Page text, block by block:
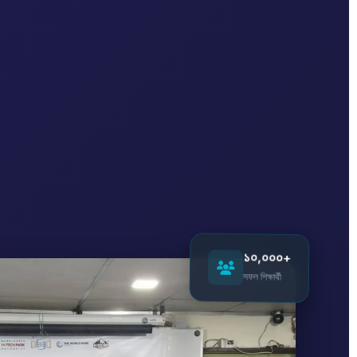
১০,০০০+
সফল শিক্ষার্থী